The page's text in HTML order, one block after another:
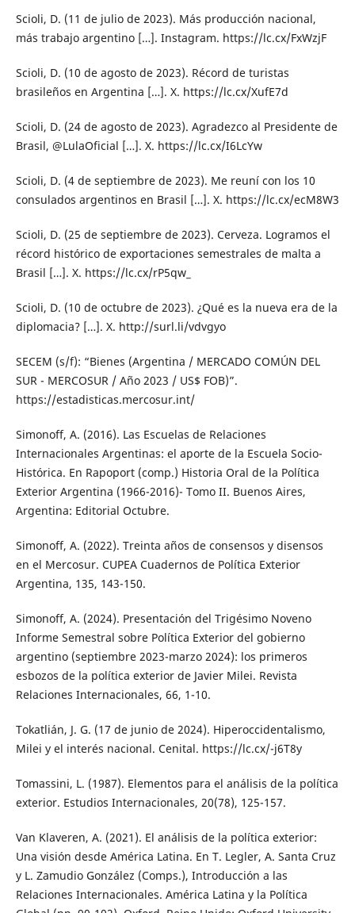
Scioli, D. (11 de julio de 2023). Más producción nacional,
más trabajo argentino […]. Instagram. https://lc.cx/FxWzjF
Scioli, D. (10 de agosto de 2023). Récord de turistas
brasileños en Argentina […]. X. https://lc.cx/XufE7d
Scioli, D. (24 de agosto de 2023). Agradezco al Presidente de
Brasil, @LulaOficial […]. X. https://lc.cx/I6LcYw
Scioli, D. (4 de septiembre de 2023). Me reuní con los 10
consulados argentinos en Brasil […]. X. https://lc.cx/ecM8W3
Scioli, D. (25 de septiembre de 2023). Cerveza. Logramos el
récord histórico de exportaciones semestrales de malta a
Brasil […]. X. https://lc.cx/rP5qw_
Scioli, D. (10 de octubre de 2023). ¿Qué es la nueva era de la
diplomacia? […]. X. http://surl.li/vdvgyo
SECEM (s/f): “Bienes (Argentina / MERCADO COMÚN DEL
SUR - MERCOSUR / Año 2023 / US$ FOB)”.
https://estadisticas.mercosur.int/
Simonoff, A. (2016). Las Escuelas de Relaciones
Internacionales Argentinas: el aporte de la Escuela Socio-
Histórica. En Rapoport (comp.) Historia Oral de la Política
Exterior Argentina (1966-2016)- Tomo II. Buenos Aires,
Argentina: Editorial Octubre.
Simonoff, A. (2022). Treinta años de consensos y disensos
en el Mercosur. CUPEA Cuadernos de Política Exterior
Argentina, 135, 143-150.
Simonoff, A. (2024). Presentación del Trigésimo Noveno
Informe Semestral sobre Política Exterior del gobierno
argentino (septiembre 2023-marzo 2024): los primeros
esbozos de la política exterior de Javier Milei. Revista
Relaciones Internacionales, 66, 1-10.
Tokatlián, J. G. (17 de junio de 2024). Hiperoccidentalismo,
Milei y el interés nacional. Cenital. https://lc.cx/-j6T8y
Tomassini, L. (1987). Elementos para el análisis de la política
exterior. Estudios Internacionales, 20(78), 125-157.
Van Klaveren, A. (2021). El análisis de la política exterior:
Una visión desde América Latina. En T. Legler, A. Santa Cruz
y L. Zamudio González (Comps.), Introducción a las
Relaciones Internacionales. América Latina y la Política